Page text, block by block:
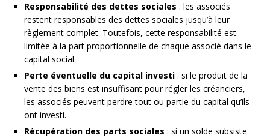
Responsabilité des dettes sociales : les associés
restent responsables des dettes sociales jusqu’à leur
règlement complet. Toutefois, cette responsabilité est
limitée à la part proportionnelle de chaque associé dans le
capital social.
Perte éventuelle du capital investi : si le produit de la
vente des biens est insuffisant pour régler les créanciers,
les associés peuvent perdre tout ou partie du capital qu’ils
ont investi.
Récupération des parts sociales : si un solde subsiste